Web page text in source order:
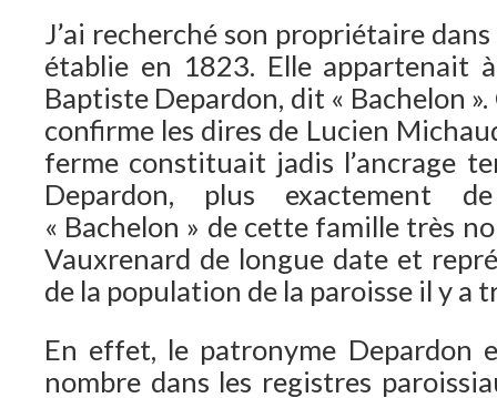
J’ai recherché son propriétaire
établie en 1823. Elle appartenait
Baptiste Depardon, dit « Bachelon
confirme les dires de Lucien
ferme constituait jadis l’ancrage
Depardon, plus exactement
« Bachelon » de cette famille très
Vauxrenard de longue date et
de la population de la paroisse il y a
En effet, le patronyme Depardon
nombre dans les registres